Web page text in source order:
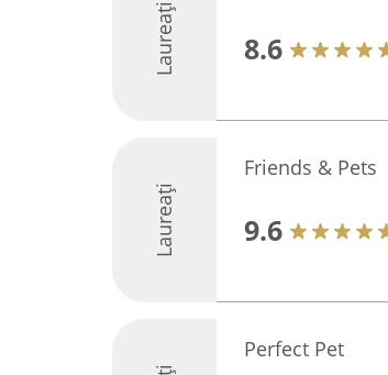
Laureați 8.6
Laureați
Friends & Pets
9.6
Perfect Pet